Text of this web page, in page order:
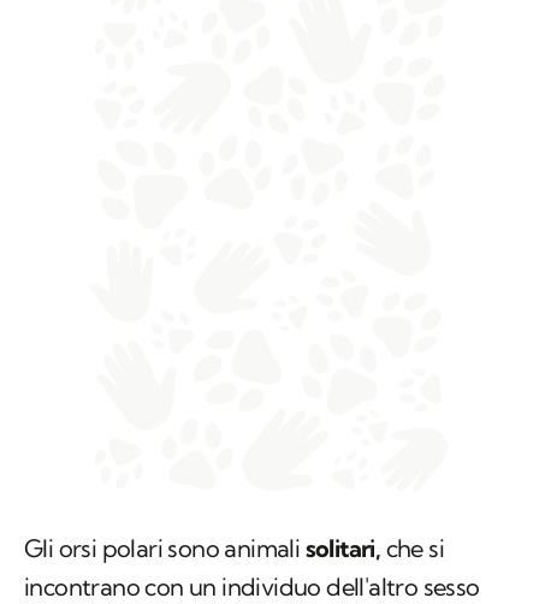
Gli orsi polari sono animali solitari, che si
incontrano con un individuo dell'altro sesso